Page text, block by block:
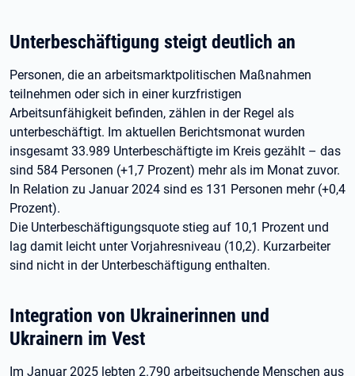
Unterbeschäftigung steigt deutlich an
Personen, die an arbeitsmarktpolitischen Maßnahmen
teilnehmen oder sich in einer kurzfristigen
Arbeitsunfähigkeit befinden, zählen in der Regel als
unterbeschäftigt. Im aktuellen Berichtsmonat wurden
insgesamt 33.989 Unterbeschäftigte im Kreis gezählt – das
sind 584 Personen (+1,7 Prozent) mehr als im Monat zuvor.
In Relation zu Januar 2024 sind es 131 Personen mehr (+0,4
Prozent).
Die Unterbeschäftigungsquote stieg auf 10,1 Prozent und
lag damit leicht unter Vorjahresniveau (10,2). Kurzarbeiter
sind nicht in der Unterbeschäftigung enthalten.
Integration von Ukrainerinnen und
Ukrainern im Vest
Im Januar 2025 lebten 2.790 arbeitsuchende Menschen aus